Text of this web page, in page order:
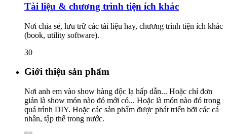
Tài liệu & chương trình tiện ích khác
Nơi chia sẻ, lưu trữ các tài liệu hay, chương trình tiện ích khác
(book, utility software).
30
Giới thiệu sản phẩm
Nơi anh em vào show hàng độc lạ hấp dẫn... Hoặc chỉ đơn
giản là show món nào đó mới có... Hoặc là món nào đó trong
quá trình DIY. Hoặc các sản phẩm được phát triển bỡi các cá
nhân, tập thể trong nước.